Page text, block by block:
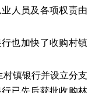
人员及各项权责由
也加快了收购村镇
镇银行并设立分支
已先后获批收购林